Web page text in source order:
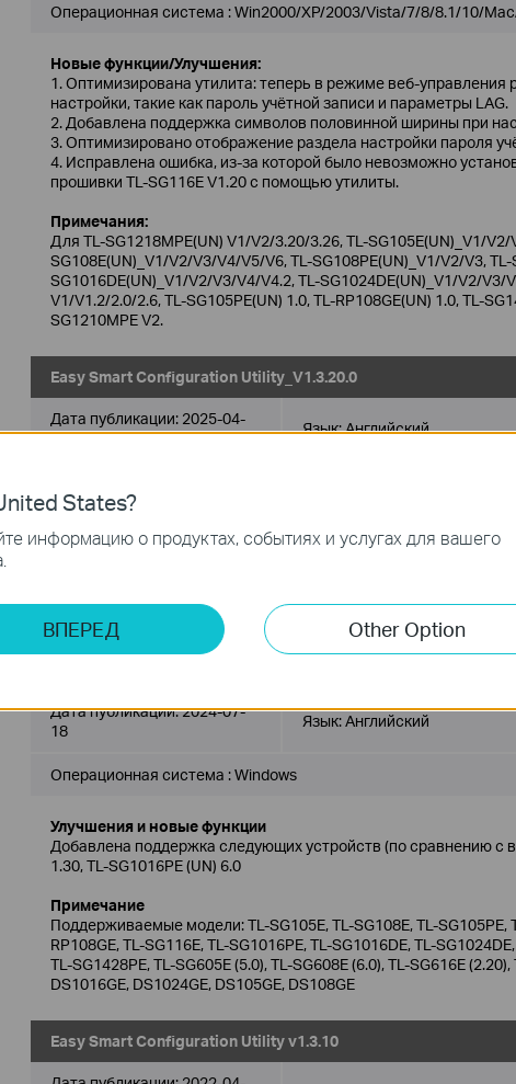
Операционная система : Win2000/XP/2003/Vista/7/8/8.1/10/
Новые функции/Улучшения:
1. Оптимизирована утилита: теперь в режиме веб-
настройки, такие как пароль учётной записи и параметры LAG.
2. Добавлена поддержка символов половинной ширины при
3. Оптимизировано отображение раздела настройки пароля
4. Исправлена ошибка, из-за которой было невозможно
прошивки TL-SG116E V1.20 с помощью утилиты.
Примечания:
Для TL-SG1218MPE(UN) V1/V2/3.20/3.26, TL-SG105E(UN)_V1/V2/
SG108E(UN)_V1/V2/V3/V4/V5/V6, TL-SG108PE(UN)_V1/V2/V3,
SG1016DE(UN)_V1/V2/V3/V4/V4.2, TL-SG1024DE(UN)_V1/V2/V3/
V1/V1.2/2.0/2.6, TL-SG105PE(UN) 1.0, TL-RP108GE(UN) 1.0, TL-
SG1210MPE V2.
Easy Smart Configuration Utility_V1.3.20.0
Дата публикации: 2025-04-
08
Язык:Английский
Version Info:
1. Add support for RP108GE(UN) 2.0.
Дата публикации:2024-07-
18
Язык:Английский
Операционная система : Windows
Улучшения и новые функции
Добавлена поддержка следующих устройств (по сравнению с
1.30, TL-SG1016PE (UN) 6.0
Примечание
Поддерживаемые модели: TL-SG105E, TL-SG108E, TL-SG105PE,
RP108GE, TL-SG116E, TL-SG1016PE, TL-SG1016DE, TL-
TL-SG1428PE, TL-SG605E (5.0), TL-SG608E (6.0), TL-SG616E
DS1016GE, DS1024GE, DS105GE, DS108GE
Easy Smart Configuration Utility v1.3.10
States?
информацию о продуктах, событиях и услугах для вашего
ВПЕРЕД Other Option